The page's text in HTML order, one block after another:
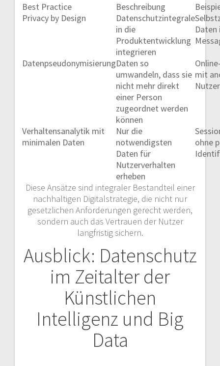
Best Practice
Beschreibung
Privacy by Design
Datenschutzintegrale
in die
Produktentwicklung
integrieren
Daten
DatenpseudonymisierungDaten so
umwandeln, dass sie
nicht mehr direkt
einer Person
zugeordnet werden
können
mit
Verhaltensanalytik mit
minimalen Daten
Nur die
notwendigsten
Daten für
Nutzerverhalten
erheben
ohne
Diese Ansätze sind integraler Bestandteil einer
nachhaltigen Digitalstrategie, die nicht nur
gesetzlichen Anforderungen gerecht werden,
sondern auch das Vertrauen der Nutzer
langfristig sichern.
Ausblick: Datenschutz
im Zeitalter der
Künstlichen
Intelligenz und Big
Data